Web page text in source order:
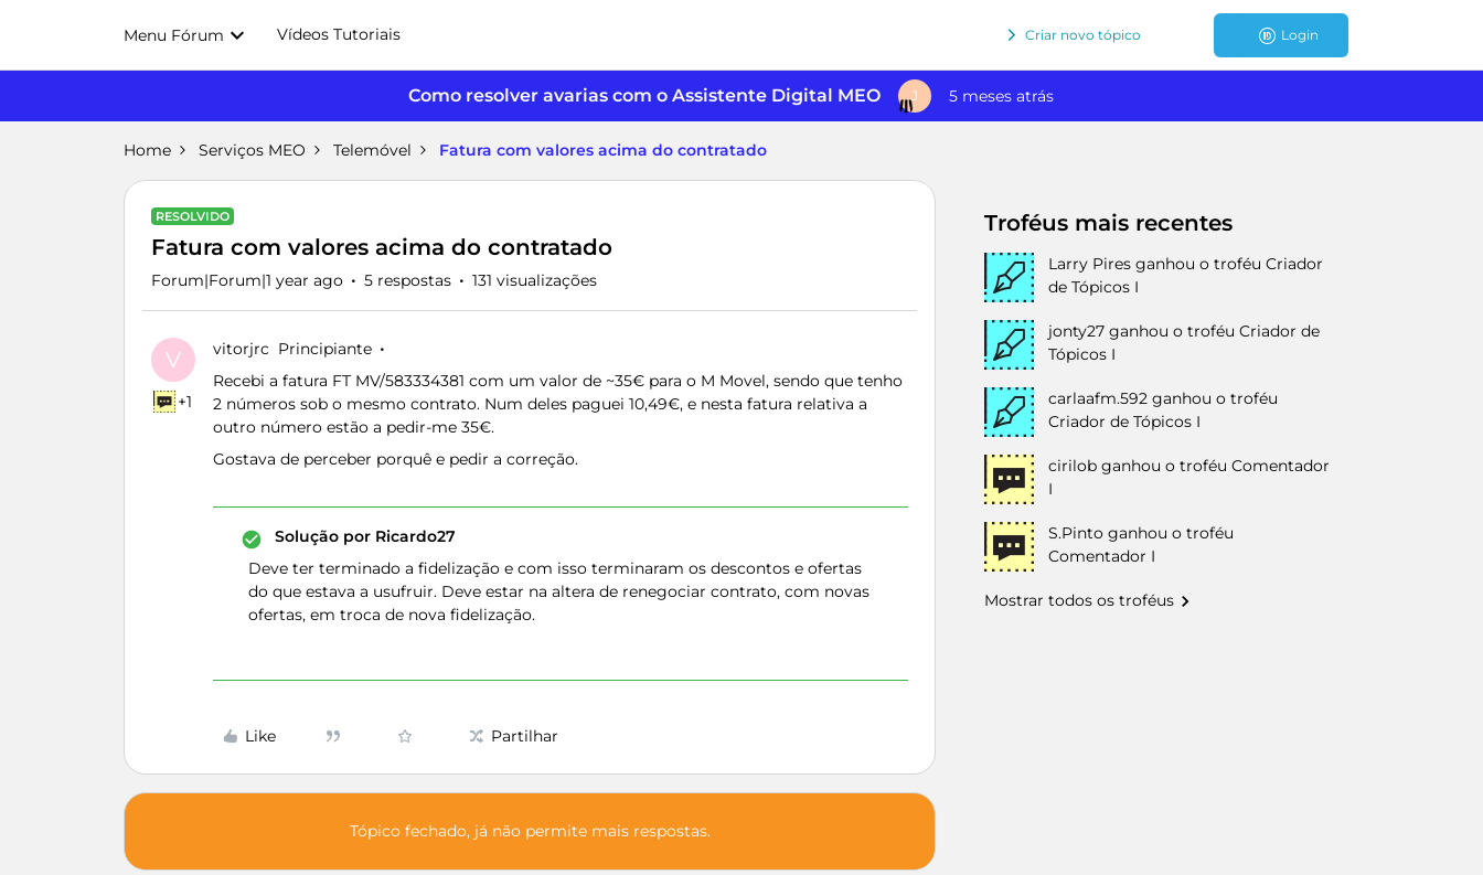
Menu Fórum Vídeos Tutoriais Criar novo tópico Login
Como resolver avarias com o Assistente Digital MEO J 5 meses atrás
Home Serviços MEO Telemóvel Fatura com valores acima do contratado
RESOLVIDO
Fatura com valores acima do contratado
Forum|Forum|1 year ago 5 respostas 131 visualizações
V
+1
vitorjrc Principiante
Recebi a fatura FT MV/583334381 com um valor de ~35€ para o M Movel, sendo que tenho
2 números sob o mesmo contrato. Num deles paguei 10,49€, e nesta fatura relativa a
outro número estão a pedir-me 35€.
Gostava de perceber porquê e pedir a correção.
Solução por Ricardo27
Deve ter terminado a fidelização e com isso terminaram os descontos e ofertas
do que estava a usufruir. Deve estar na altera de renegociar contrato, com novas
ofertas, em troca de nova fidelização.
Like Partilhar
Tópico fechado, já não permite mais respostas.
Troféus mais recentes
Larry Pires ganhou o troféu Criador
de Tópicos I
jonty27 ganhou o troféu Criador de
Tópicos I
carlaafm.592 ganhou o troféu
Criador de Tópicos I
cirilob ganhou o troféu Comentador
I
S.Pinto ganhou o troféu
Comentador I
Mostrar todos os troféus